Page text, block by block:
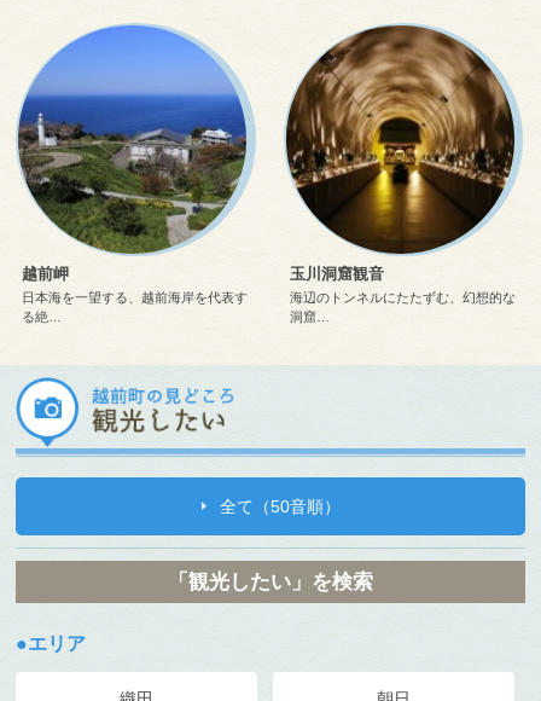
越前岬
日本海を一望する、越前海岸を代表す
る絶…
玉川洞窟観音
海辺のトンネルにたたずむ、幻想的な
洞窟…
全て（50音順）
「観光したい」を検索
●エリア